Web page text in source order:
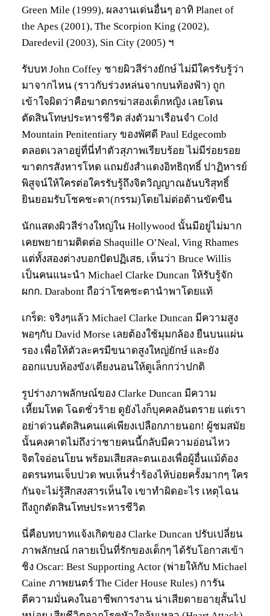
Green Mile (1999), ผลงานเด่นอื่นๆ อาทิ Planet of
the Apes (2001), The Scorpion King (2002),
Daredevil (2003), Sin City (2005) ฯ
รับบท John Coffey ชายผิวสีร่างยักษ์ ไม่มีใครรับรู้ว่า
มาจากไหน (ราวกับร่วงหล่นจากบนท้องฟ้า) ถูก
เข้าใจผิดว่าคือฆาตกรฆ่าสองเด็กหญิง เลยโดน
ตัดสินโทษประหารชีวิต ส่งตัวมาเรือนจำ Cold
Mountain Penitentiary ของพัศดี Paul Edgecomb
ตลอดเวลาอยู่ที่นี่ทำตัวสุภาพเรียบร้อย ไม่มีร่อยรอย
ฆาตกรสังหารโหด แถมยังสำแดงอิทธิฤทธิ์ ปาฏิหารย์
พิสูจน์ให้ใครต่อใครรับรู้ถึงจิตวิญญาณอันบริสุทธิ์
ยินยอมรับโชคชะตา(กรรม)โดยไม่ต่อต้านขัดขืน
นักแสดงผิวสีร่างใหญ่ใน Hollywood นั้นมีอยู่ไม่มาก
เคยพยายามติดต่อ Shaquille O’Neal, Ving Rhames
แต่ทั้งสองต่างบอกปัดปฏิเสธ, เห็นว่า Bruce Willis
เป็นคนแนะนำ Michael Clarke Duncan ให้รับรู้จัก
ผกก. Darabont ถือว่าโชคชะตานำพาโดยแท้
เกร็ด: จริงๆแล้ว Michael Clarke Duncan มีความสูง
พอๆกับ David Morse เลยต้องใช้มุมกล้อง ยืนบนแผ่น
รอง เพื่อให้ตัวละครมีขนาดสูงใหญ่ยักษ์ และยัง
ออกแบบห้องขัง/เตียงนอนให้ดูเล็กกว่าปกติ
รูปร่างภาพลักษณ์ของ Clarke Duncan มีความ
เหี้ยมโหด โฉดชั่วร้าย ดูยังไงก็บุคคลอันตราย แต่เรา
อย่าด่วนตัดสินคนแค่เพียงเปลือกภายนอก! ผู้ชมสมัย
นั้นคงคาดไม่ถึงว่าชายคนนี้กลับมีความอ่อนไหว
จิตใจอ่อนโยน พร้อมเสียสละตนเองเพื่อผู้อื่นแม้ต้อง
อดรนทนเจ็บปวด พบเห็นร่ำร้องไห้บ่อยครั้งมากๆ ใคร
กันจะไม่รู้สึกสงสารเห็นใจ เขาทำผิดอะไร เหตุไฉน
ถึงถูกตัดสินโทษประหารชีวิต
นี่คือบทบาทแจ้งเกิดของ Clarke Duncan ปรับเปลี่ยน
ภาพลักษณ์ กลายเป็นที่รักของเด็กๆ ได้รับโอกาสเข้า
ชิง Oscar: Best Supporting Actor (พ่ายให้กับ Michael
Caine ภาพยนตร์ The Cider House Rules) การัน
ตีความมั่นคงในอาชีพการงาน น่าเสียดายอายุสั้นไป